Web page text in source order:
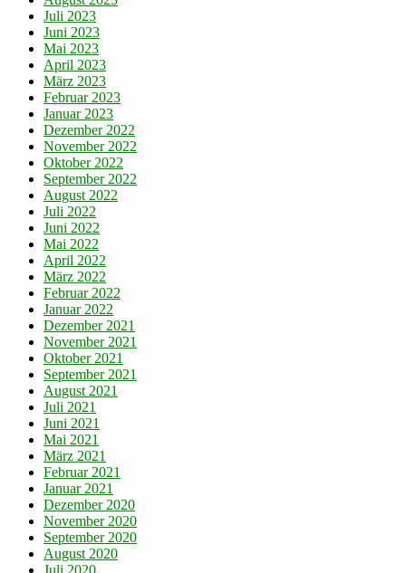
Juli 2023
Juni 2023
Mai 2023
April 2023
März 2023
Februar 2023
Januar 2023
Dezember 2022
November 2022
Oktober 2022
September 2022
August 2022
Juli 2022
Juni 2022
Mai 2022
April 2022
März 2022
Februar 2022
Januar 2022
Dezember 2021
November 2021
Oktober 2021
September 2021
August 2021
Juli 2021
Juni 2021
Mai 2021
März 2021
Februar 2021
Januar 2021
Dezember 2020
November 2020
September 2020
August 2020